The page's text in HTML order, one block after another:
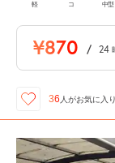
軽 コ 中型
¥870 / 24
36 人がお気に入